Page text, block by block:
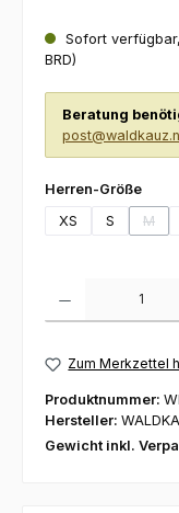
Sofort
BRD)
Beratung
Herren-Größe
XS
S M
Zum Merkzettel
Produktnummer:
Hersteller:
Gewicht inkl.